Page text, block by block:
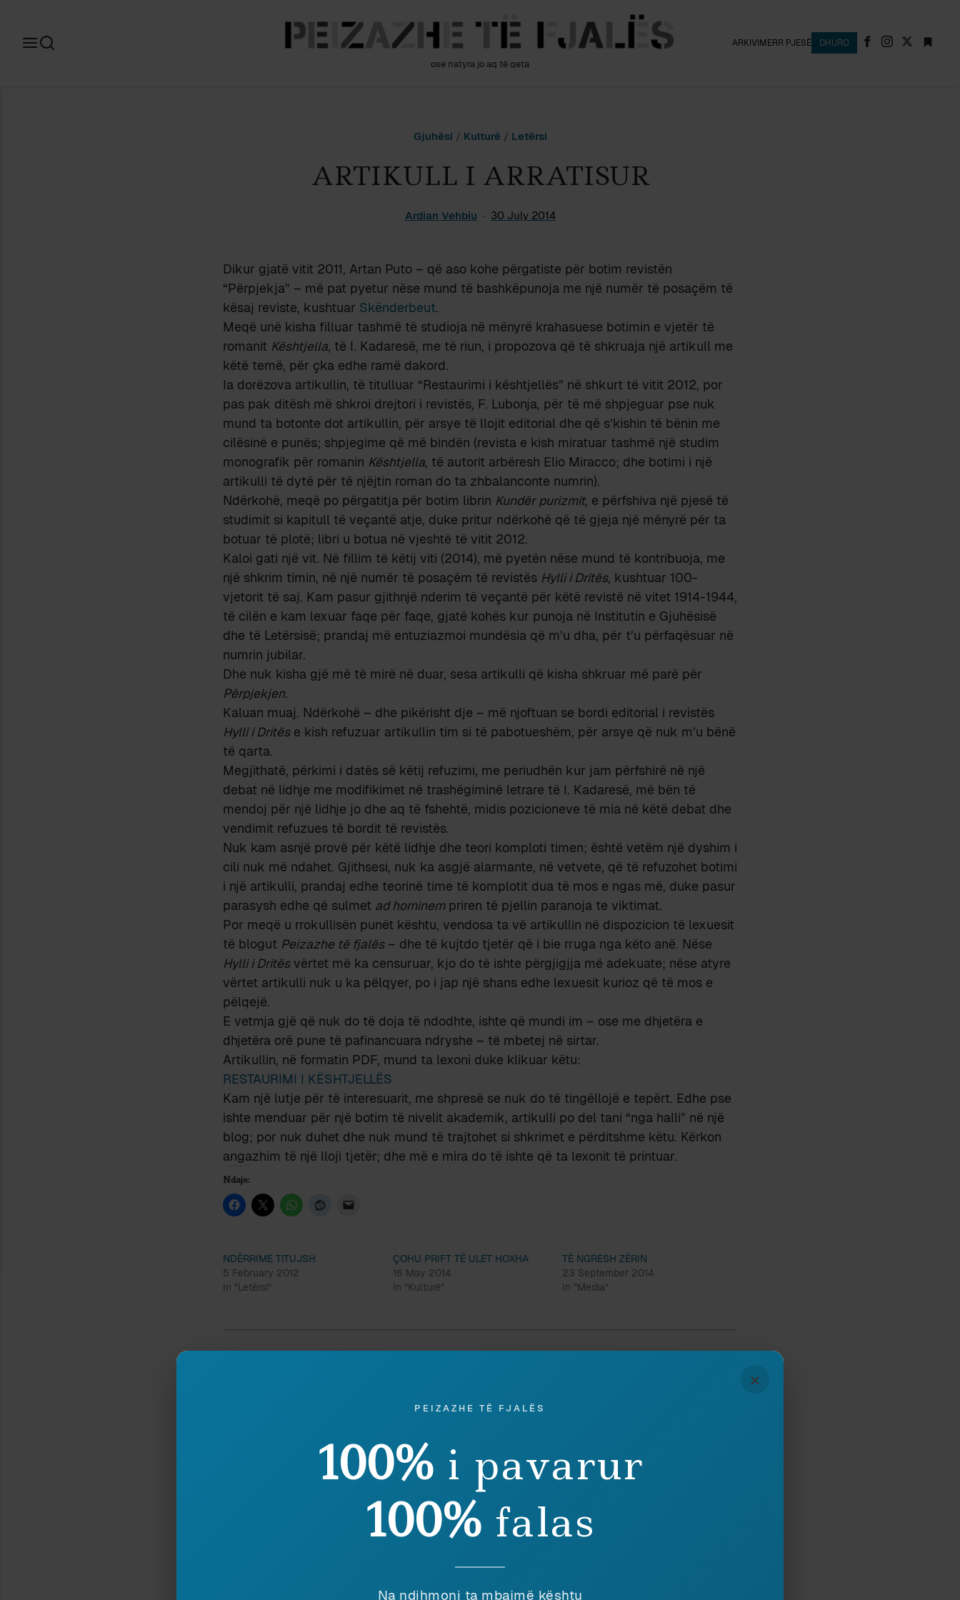
ose natyra jo aq të qeta
ARKIVIMERR PJESË DHURO
Gjuhësi / Kulturë / Letërsi
ARTIKULL I ARRATISUR
Ardian Vehbiu 30 July 2014
Dikur gjatë vitit 2011, Artan Puto – që aso kohe përgatiste për botim revistën
“Përpjekja” – më pat pyetur nëse mund të bashkëpunoja me një numër të posaçëm të
kësaj reviste, kushtuar Skënderbeut.
Meqë unë kisha filluar tashmë të studioja në mënyrë krahasuese botimin e vjetër të
romanit Kështjella, të I. Kadaresë, me të riun, i propozova që të shkruaja një artikull me
këtë temë, për çka edhe ramë dakord.
Ia dorëzova artikullin, të titulluar “Restaurimi i kështjellës” në shkurt të vitit 2012, por
pas pak ditësh më shkroi drejtori i revistës, F. Lubonja, për të më shpjeguar pse nuk
mund ta botonte dot artikullin, për arsye të llojit editorial dhe që s’kishin të bënin me
cilësinë e punës; shpjegime që më bindën (revista e kish miratuar tashmë një studim
monografik për romanin Kështjella, të autorit arbëresh Elio Miracco; dhe botimi i një
artikulli të dytë për të njëjtin roman do ta zhbalanconte numrin).
Ndërkohë, meqë po përgatitja për botim librin Kundër purizmit, e përfshiva një pjesë të
studimit si kapitull të veçantë atje, duke pritur ndërkohë që të gjeja një mënyrë për ta
botuar të plotë; libri u botua në vjeshtë të vitit 2012.
Kaloi gati një vit. Në fillim të këtij viti (2014), më pyetën nëse mund të kontribuoja, me
një shkrim timin, në një numër të posaçëm të revistës Hylli i Dritës, kushtuar 100-
vjetorit të saj. Kam pasur gjithnjë nderim të veçantë për këtë revistë në vitet 1914-1944,
të cilën e kam lexuar faqe për faqe, gjatë kohës kur punoja në Institutin e Gjuhësisë
dhe të Letërsisë; prandaj më entuziazmoi mundësia që m’u dha, për t’u përfaqësuar në
numrin jubilar.
Dhe nuk kisha gjë më të mirë në duar, sesa artikulli që kisha shkruar më parë për
Përpjekjen.
Kaluan muaj. Ndërkohë – dhe pikërisht dje – më njoftuan se bordi editorial i revistës
Hylli i Dritëse kish refuzuar artikullin tim si të pabotueshëm, për arsye që nuk m’u bënë
të qarta.
Megjithatë, përkimi i datës së këtij refuzimi, me periudhën kur jam përfshirë në një
debat në lidhje me modifikimet në trashëgiminë letrare të I. Kadaresë, më bën të
mendoj për një lidhje jo dhe aq të fshehtë, midis pozicioneve të mia në këtë debat dhe
vendimit refuzues të bordit të revistës.
Nuk kam asnjë provë për këtë lidhje dhe teori komploti timen; është vetëm një dyshim i
cili nuk më ndahet. Gjithsesi, nuk ka asgjë alarmante, në vetvete, që të refuzohet botimi
i një artikulli, prandaj edhe teorinë time të komplotit dua të mos e ngas më, duke pasur
parasysh edhe që sulmet ad hominempriren të pjellin paranoja te viktimat.
Por meqë u rrokullisën punët kështu, vendosa ta vë artikullin në dispozicion të lexuesit
të blogut Peizazhe të fjalës– dhe të kujtdo tjetër që i bie rruga nga këto anë. Nëse
Hylli i Dritësvërtet më ka censuruar, kjo do të ishte përgjigjja më adekuate; nëse atyre
vërtet artikulli nuk u ka pëlqyer, po i jap një shans edhe lexuesit kurioz që të mos e
pëlqejë.
E vetmja gjë që nuk do të doja të ndodhte, ishte që mundi im – ose me dhjetëra e
dhjetëra orë pune të pafinancuara ndryshe – të mbetej në sirtar.
Artikullin, në formatin PDF, mund ta lexoni duke klikuar këtu:
RESTAURIMI I KËSHTJELLËS
Kam një lutje për të interesuarit, me shpresë se nuk do të tingëllojë e tepërt. Edhe pse
ishte menduar për një botim të nivelit akademik, artikulli po del tani “nga halli” në një
blog; por nuk duhet dhe nuk mund të trajtohet si shkrimet e përditshme këtu. Kërkon
angazhim të një lloji tjetër; dhe më e mira do të ishte që ta lexonit të printuar.
Ndaje:
NDËRRIME TITUJSH
5 February 2012
In "Letërsi"
ÇOHU PRIFT TË ULET HOXHA
16 May 2014
In "Kulturë"
TË NGRESH ZËRIN
23 September 2014
In "Media"
Discover more from Peizazhe të fjalës
SHPËRNDAJ Ruaj
×
PEIZAZHE TË FJALËS
100% i pavarur
100% falas
Na ndihmoni ta mbajmë kështu